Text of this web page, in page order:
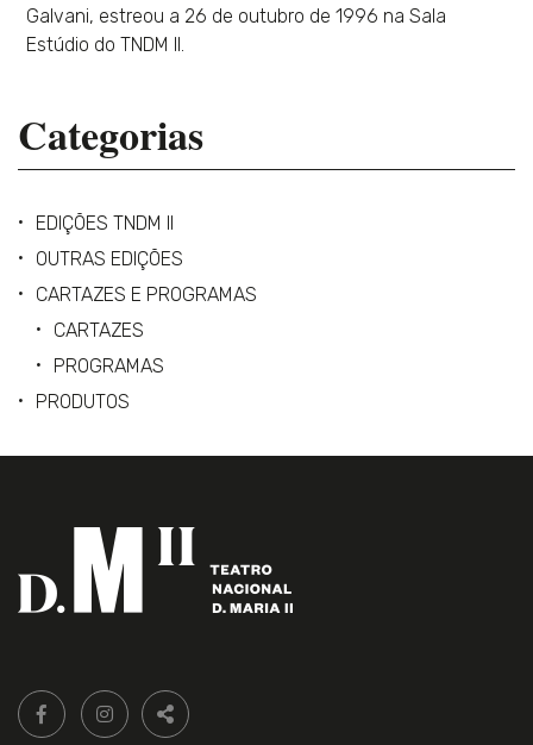
Galvani, estreou a 26 de outubro de 1996 na Sala
Estúdio do TNDM II.
Categorias
EDIÇÕES TNDM II
OUTRAS EDIÇÕES
CARTAZES E PROGRAMAS
CARTAZES
PROGRAMAS
PRODUTOS
Siga-
nos:
FACEBOOK LIVRARIA DO TEATRO ONLINE.
INSTAGRAM LIVRARIA DO TEATRO ONLINE.
PARTILHAR